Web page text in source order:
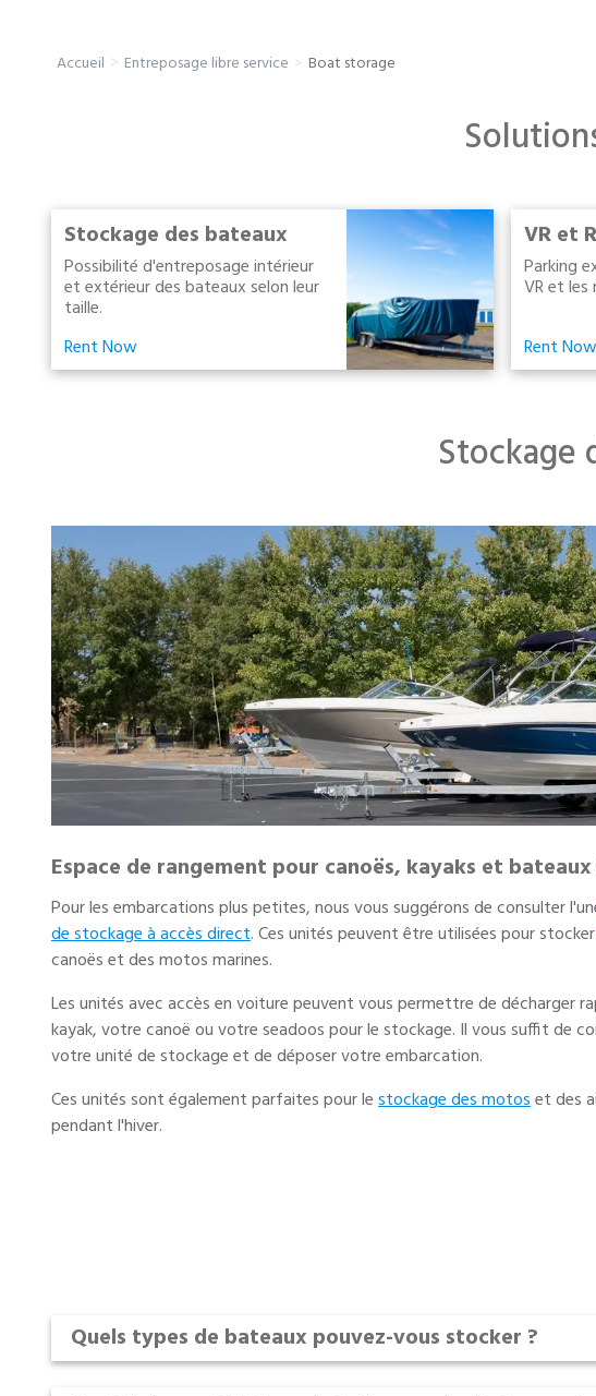
Accueil Entreposage libre service Boat storage
Stockage des bateaux
Possibilité d'entreposage intérieur
et extérieur des bateaux selon leur
taille.
Rent Now
VR et
Parking
VR et les
Rent Now
Stockage
Espace de rangement pour canoës, kayaks et
Pour les embarcations plus petites, nous vous suggérons de consulter
de stockage à accès direct. Ces unités peuvent être utilisées pour
canoës et des motos marines.
Les unités avec accès en voiture peuvent vous permettre de décharger
kayak, votre canoë ou votre seadoos pour le stockage. Il vous suffit de
votre unité de stockage et de déposer votre embarcation.
Ces unités sont également parfaites pour lestockage des motoset des
pendant l'hiver.
Quels types de bateaux pouvez-vous stocker ?